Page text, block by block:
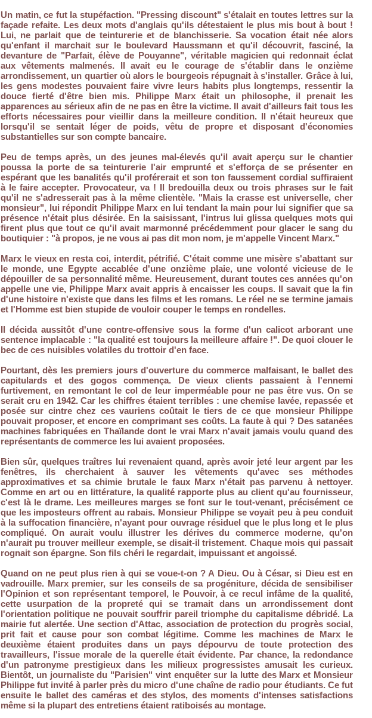
Un matin, ce fut la stupéfaction. "Pressing discount" s'étalait en toutes lettres sur la
façade refaite. Les deux mots d'anglais qu'ils détestaient le plus mis bout à bout !
Lui, ne parlait que de teinturerie et de blanchisserie. Sa vocation était née alors
qu'enfant il marchait sur le boulevard Haussmann et qu'il découvrit, fasciné, la
devanture de "Parfait, élève de Pouyanne", véritable magicien qui redonnait éclat
aux vêtements malmenés. Il avait eu le courage de s'établir dans le onzième
arrondissement, un quartier où alors le bourgeois répugnait à s'installer. Grâce à lui,
les gens modestes pouvaient faire vivre leurs habits plus longtemps, ressentir la
douce fierté d'être bien mis. Philippe Marx était un philosophe, il prenait les
apparences au sérieux afin de ne pas en être la victime. Il avait d'ailleurs fait tous les
efforts nécessaires pour vieillir dans la meilleure condition. Il n'était heureux que
lorsqu'il se sentait léger de poids, vêtu de propre et disposant d'économies
substantielles sur son compte bancaire.
Peu de temps après, un des jeunes mal-élevés qu'il avait aperçu sur le chantier
poussa la porte de sa teinturerie l'air emprunté et s'efforça de se présenter en
espérant que les banalités qu'il proférerait et son ton faussement cordial suffiraient
à le faire accepter. Provocateur, va ! Il bredouilla deux ou trois phrases sur le fait
qu'il ne s'adresserait pas à la même clientèle. "Mais la crasse est universelle, cher
monsieur", lui répondit Philippe Marx en lui tendant la main pour lui signifier que sa
présence n'était plus désirée. En la saisissant, l'intrus lui glissa quelques mots qui
firent plus que tout ce qu'il avait marmonné précédemment pour glacer le sang du
boutiquier : "à propos, je ne vous ai pas dit mon nom, je m'appelle Vincent Marx."
Marx le vieux en resta coi, interdit, pétrifié. C'était comme une misère s'abattant sur
le monde, une Egypte accablée d'une onzième plaie, une volonté vicieuse de le
dépouiller de sa personnalité même. Heureusement, durant toutes ces années qu'on
appelle une vie, Philippe Marx avait appris à encaisser les coups. Il savait que la fin
d'une histoire n'existe que dans les films et les romans. Le réel ne se termine jamais
et l'Homme est bien stupide de vouloir couper le temps en rondelles.
Il décida aussitôt d'une contre-offensive sous la forme d'un calicot arborant une
sentence implacable : "la qualité est toujours la meilleure affaire !". De quoi clouer le
bec de ces nuisibles volatiles du trottoir d'en face.
Pourtant, dès les premiers jours d'ouverture du commerce malfaisant, le ballet des
capitulards et des gogos commença. De vieux clients passaient à l'ennemi
furtivement, en remontant le col de leur imperméable pour ne pas être vus. On se
serait cru en 1942. Car les chiffres étaient terribles : une chemise lavée, repassée et
posée sur cintre chez ces vauriens coûtait le tiers de ce que monsieur Philippe
pouvait proposer, et encore en comprimant ses coûts. La faute à qui ? Des satanées
machines fabriquées en Thaïlande dont le vrai Marx n'avait jamais voulu quand des
représentants de commerce les lui avaient proposées.
Bien sûr, quelques traîtres lui revenaient quand, après avoir jeté leur argent par les
fenêtres, ils cherchaient à sauver les vêtements qu'avec ses méthodes
approximatives et sa chimie brutale le faux Marx n'était pas parvenu à nettoyer.
Comme en art ou en littérature, la qualité rapporte plus au client qu'au fournisseur,
c'est là le drame. Les meilleures marges se font sur le tout-venant, précisément ce
que les imposteurs offrent au rabais. Monsieur Philippe se voyait peu à peu conduit
à la suffocation financière, n'ayant pour ouvrage résiduel que le plus long et le plus
compliqué. On aurait voulu illustrer les dérives du commerce moderne, qu'on
n'aurait pu trouver meilleur exemple, se disait-il tristement. Chaque mois qui passait
rognait son épargne. Son fils chéri le regardait, impuissant et angoissé.
Quand on ne peut plus rien à qui se voue-t-on ? A Dieu. Ou à César, si Dieu est en
vadrouille. Marx premier, sur les conseils de sa progéniture, décida de sensibiliser
l'Opinion et son représentant temporel, le Pouvoir, à ce recul infâme de la qualité,
cette usurpation de la propreté qui se tramait dans un arrondissement dont
l'orientation politique ne pouvait souffrir pareil triomphe du capitalisme débridé. La
mairie fut alertée. Une section d'Attac, association de protection du progrès social,
prit fait et cause pour son combat légitime. Comme les machines de Marx le
deuxième étaient produites dans un pays dépourvu de toute protection des
travailleurs, l'issue morale de la querelle était évidente. Par chance, la redondance
d'un patronyme prestigieux dans les milieux progressistes amusait les curieux.
Bientôt, un journaliste du "Parisien" vint enquêter sur la lutte des Marx et Monsieur
Philippe fut invité à parler près du micro d'une chaîne de radio pour étudiants. Ce fut
ensuite le ballet des caméras et des stylos, des moments d'intenses satisfactions
même si la plupart des entretiens étaient ratiboisés au montage.